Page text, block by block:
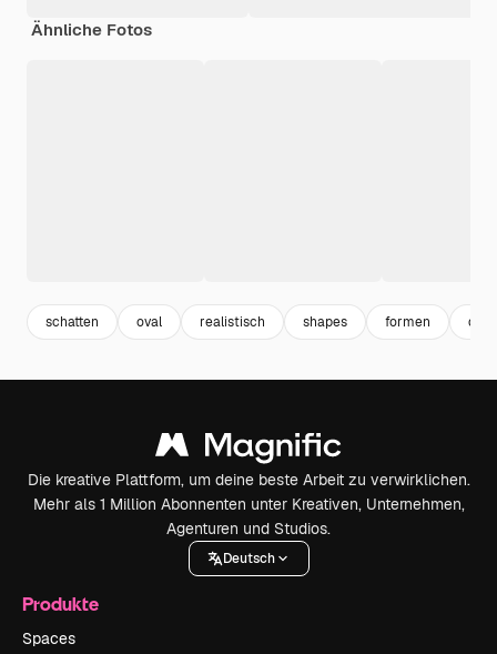
Ähnliche Fotos
schatten oval realistisch shapes formen
Die kreative Plattform, um deine beste Arbeit zu verwirklichen.
Mehr als 1 Million Abonnenten unter Kreativen, Unternehmen,
Agenturen und Studios.
Deutsch
Produkte
Spaces